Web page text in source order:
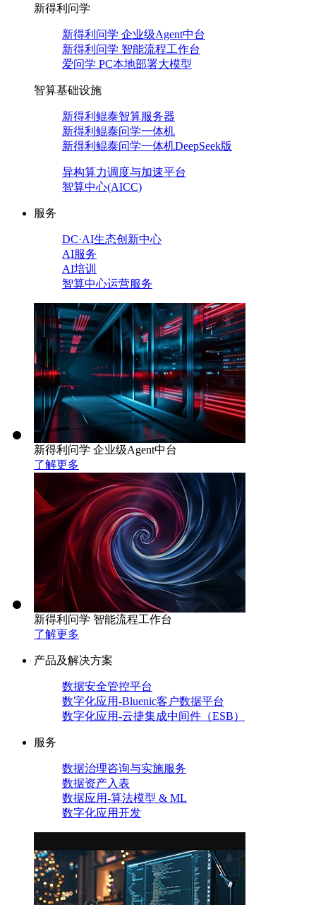
新得利问学
新得利问学 企业级Agent中台
新得利问学 智能流程工作台
爱问学 PC本地部署大模型
智算基础设施
新得利鲲泰智算服务器
新得利鲲泰问学一体机
新得利鲲泰问学一体机DeepSeek版
异构算力调度与加速平台
智算中心(AICC)
服务
DC·AI生态创新中心
AI服务
AI培训
智算中心运营服务
新得利问学 企业级Agent中台
了解更多
新得利问学 智能流程工作台
了解更多
产品及解决方案
数据安全管控平台
数字化应用-Bluenic客户数据平台
数字化应用-云捷集成中间件（ESB）
服务
数据治理咨询与实施服务
数据资产入表
数据应用-算法模型 & ML
数字化应用开发